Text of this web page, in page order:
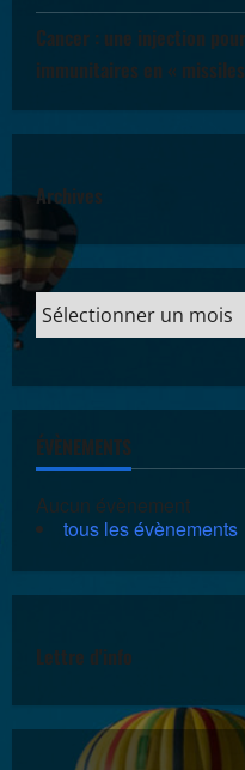
Cancer : une injection
immunitaires en «
Archives
ÉVÈNEMENTS
Aucun évènement
tous les évènements
Lettre d'info